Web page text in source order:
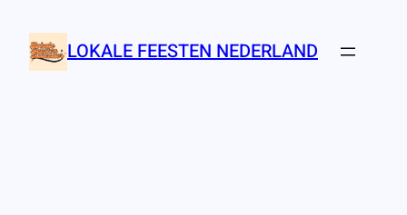
naar
LOKALE FEESTEN NEDERLAND